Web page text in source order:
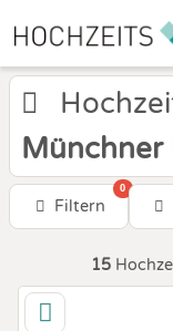
Münchner
Filtern
0
15